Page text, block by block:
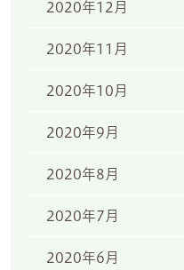
2020年12月
2020年11月
2020年10月
2020年9月
2020年8月
2020年7月
2020年6月